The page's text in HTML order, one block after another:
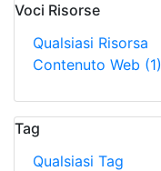
Voci Risorse
Qualsiasi Risorsa
Contenuto Web (1)
Tag
Qualsiasi Tag